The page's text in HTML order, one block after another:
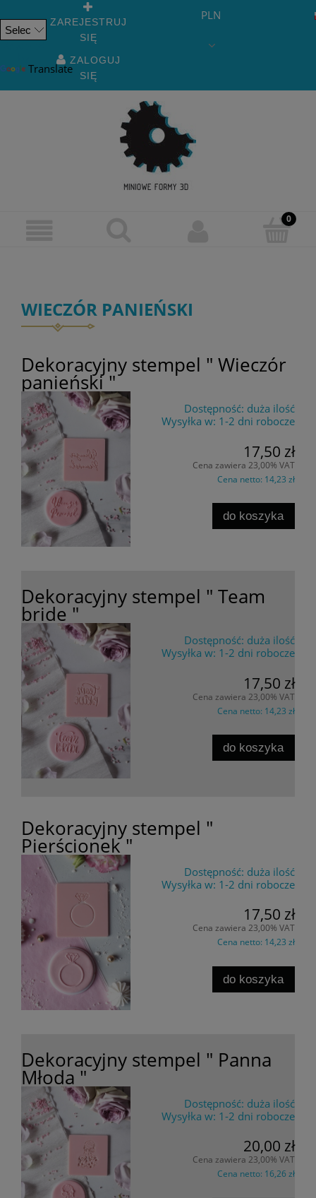
Translate
ZAREJESTRUJ
SIĘ
ZALOGUJ
SIĘ
PLN
WIECZÓR PANIEŃSKI
Dekoracyjny stempel " Wieczór
panieński "
Dostępność: duża ilość
Wysyłka w: 1-2 dni robocze
17,50 zł
Cena zawiera 23,00% VAT
Cena netto: 14,23 zł
do koszyka
Dekoracyjny stempel " Team
bride "
Dostępność: duża ilość
Wysyłka w: 1-2 dni robocze
17,50 zł
Cena zawiera 23,00% VAT
Cena netto: 14,23 zł
do koszyka
Dekoracyjny stempel "
Pierścionek "
Dostępność: duża ilość
Wysyłka w: 1-2 dni robocze
17,50 zł
Cena zawiera 23,00% VAT
Cena netto: 14,23 zł
do koszyka
Dekoracyjny stempel " Panna
Młoda "
Dostępność: duża ilość
Wysyłka w: 1-2 dni robocze
20,00 zł
Cena zawiera 23,00% VAT
Cena netto: 16,26 zł